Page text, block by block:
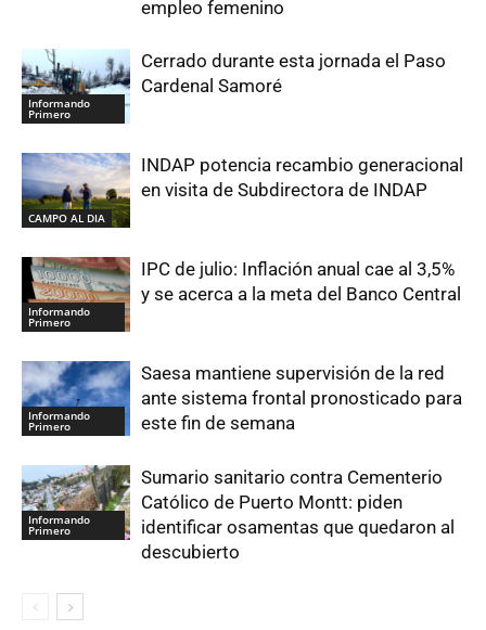
empleo femenino
Informando
Primero
Cerrado durante esta jornada el Paso
Cardenal Samoré
CAMPO AL DIA
INDAP potencia recambio generacional
en visita de Subdirectora de INDAP
Informando
Primero
IPC de julio: Inflación anual cae al 3,5%
y se acerca a la meta del Banco Central
Informando
Primero
Saesa mantiene supervisión de la red
ante sistema frontal pronosticado para
este fin de semana
Informando
Primero
Sumario sanitario contra Cementerio
Católico de Puerto Montt: piden
identificar osamentas que quedaron al
descubierto